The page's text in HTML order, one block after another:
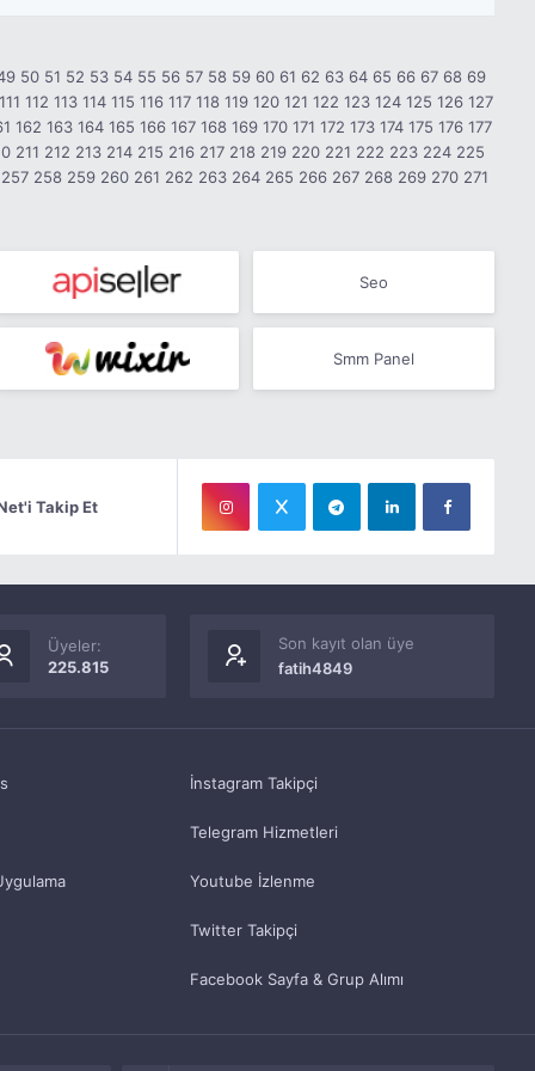
50 51 52 53 54 55 56 57 58 59 60 61 62 63 64 65 66 67 68 69
111 112 113 114 115 116 117 118 119 120 121 122 123 124 125 126 127
162 163 164 165 166 167 168 169 170 171 172 173 174 175 176 177
211 212 213 214 215 216 217 218 219 220 221 222 223 224 225
257 258 259 260 261 262 263 264 265 266 267 268 269 270 271
Seo
Smm Panel
Takip Et
Üyeler:
225.815
Son kayıt olan üye
fatih4849
İnstagram Takipçi
Telegram Hizmetleri
Youtube İzlenme
Twitter Takipçi
Facebook Sayfa & Grup Alımı